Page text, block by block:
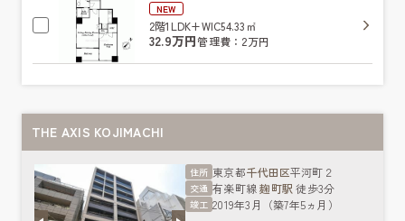
NEW
2階1LDK+WIC54.33㎡
32.9万円管理費：2万円
THE AXIS KOJIMACHI
住所 東京都千代田区平河町２
交通 有楽町線麹町駅 徒歩3分
竣工 2019年3月（築7年5ヵ月）